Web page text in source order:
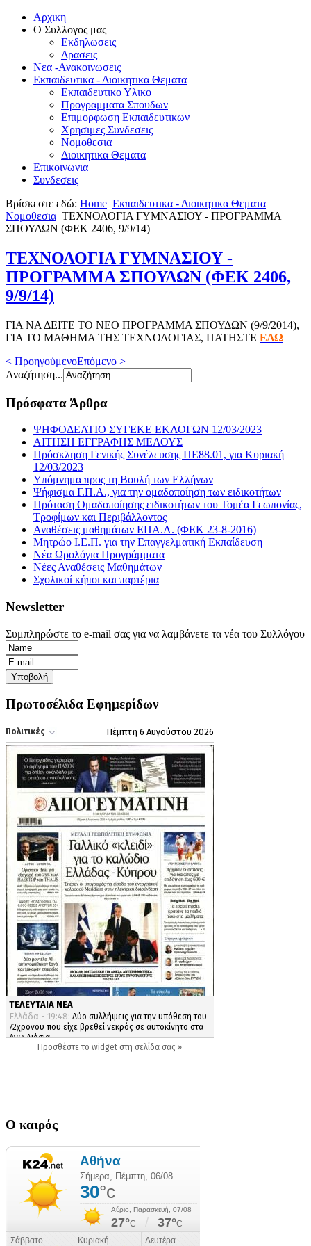
Αρχικη
Ο Συλλογος μας
Εκδηλωσεις
Δρασεις
Νεα -Ανακοινωσεις
Εκπαιδευτικα - Διοικητικα Θεματα
Εκπαιδευτικο Υλικο
Προγραμματα Σπουδων
Επιμορφωση Εκπαιδευτικων
Χρησιμες Συνδεσεις
Νομοθεσια
Διοικητικα Θεματα
Επικοινωνια
Συνδεσεις
Βρίσκεστε εδώ: Home Εκπαιδευτικα - Διοικητικα Θεματα
Νομοθεσια ΤΕΧΝΟΛΟΓΙΑ ΓΥΜΝΑΣΙΟΥ - ΠΡΟΓΡΑΜΜΑ
ΣΠΟΥΔΩΝ (ΦΕΚ 2406, 9/9/14)
ΤΕΧΝΟΛΟΓΙΑ ΓΥΜΝΑΣΙΟΥ -
ΠΡΟΓΡΑΜΜΑ ΣΠΟΥΔΩΝ (ΦΕΚ 2406,
9/9/14)
ΓΙΑ ΝΑ ΔΕΙΤΕ ΤΟ ΝΕΟ ΠΡΟΓΡΑΜΜΑ ΣΠΟΥΔΩΝ (9/9/2014),
ΓΙΑ ΤΟ ΜΑΘΗΜΑ ΤΗΣ ΤΕΧΝΟΛΟΓΙΑΣ, ΠΑΤΗΣΤΕ ΕΔΩ
< ΠροηγούμενοΕπόμενο >
Αναζήτηση...
Πρόσφατα Άρθρα
ΨΗΦΟΔΕΛΤΙΟ ΣΥΓΕΚΕ ΕΚΛΟΓΩΝ 12/03/2023
ΑΙΤΗΣΗ ΕΓΓΡΑΦΗΣ ΜΕΛΟΥΣ
Πρόσκληση Γενικής Συνέλευσης ΠΕ88.01, για Κυριακή
12/03/2023
Υπόμνημα προς τη Βουλή των Ελλήνων
Ψήφισμα Γ.Π.Α., για την ομαδοποίηση των ειδικοτήτων
Πρόταση Ομαδοποίησης ειδικοτήτων του Τομέα Γεωπονίας,
Τροφίμων και Περιβάλλοντος
Αναθέσεις μαθημάτων ΕΠΑ.Λ. (ΦΕΚ 23-8-2016)
Μητρώο Ι.Ε.Π. για την Επαγγελματική Εκπαίδευση
Νέα Ωρολόγια Προγράμματα
Νέες Αναθέσεις Μαθημάτων
Σχολικοί κήποι και παρτέρια
Newsletter
Συμπληρώστε το e-mail σας για να λαμβάνετε τα νέα του Συλλόγου
Πρωτοσέλιδα Εφημερίδων
Ο καιρός